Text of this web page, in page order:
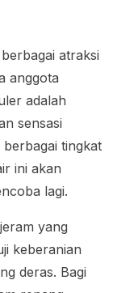
atraksi
anggota
adalah
sensasi
tingkat
ini akan
lagi.
yang
keberanian
deras. Bagi